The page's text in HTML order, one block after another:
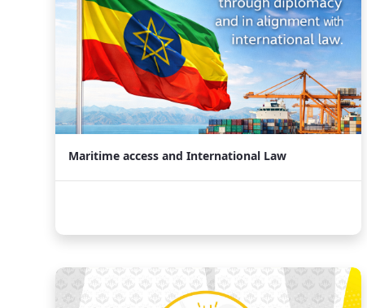
Maritime access and International Law